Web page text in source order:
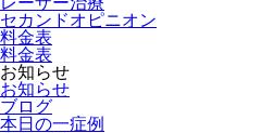
セカンドオピニオン
料金表
料金表
お知らせ
お知らせ
ブログ
本日の一症例